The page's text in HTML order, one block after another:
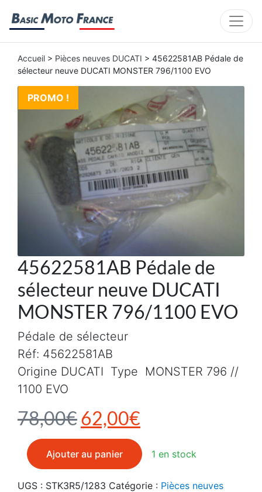
Accueil > Pièces neuves DUCATI > 45622581AB Pédale de
sélecteur neuve DUCATI MONSTER 796/1100 EVO
PROMO !
45622581AB Pédale de
sélecteur neuve DUCATI
MONSTER 796/1100 EVO
78,00€Le prix initial était :
62,00€
Pédale de sélecteur
Réf: 45622581AB
Origine DUCATI Type MONSTER 796 //
1100 EVO
1 en stock
quantité de 45622581AB Pédale de sélecteur neuve
Ajouter au panier
UGS : STK3R5/1283 Catégorie : Pièces neuves